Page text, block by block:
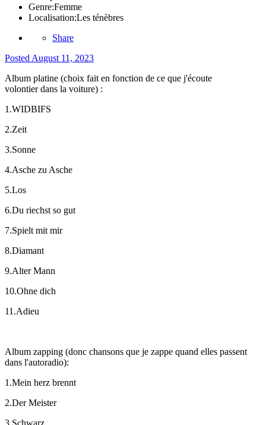
Genre:Femme
Localisation:Les ténèbres
Share
Posted August 11, 2023
Album platine (choix fait en fonction de ce que j'écoute
volontier dans la voiture) :
1.WIDBIFS
2.Zeit
3.Sonne
4.Asche zu Asche
5.Los
6.Du riechst so gut
7.Spielt mit mir
8.Diamant
9.Alter Mann
10.Ohne dich
11.Adieu
Album zapping (donc chansons que je zappe quand elles passent
dans l'autoradio):
1.Mein herz brennt
2.Der Meister
3.Schwarz